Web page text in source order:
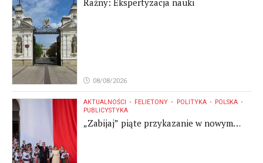
08/08/2026
AKTUALNOŚCI FELIETONY POLITYKA
POLSKA
PUBLICYSTYKA
„Zabijaj” piąte przykazanie w nowym